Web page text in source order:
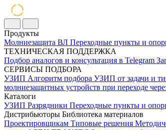
Продукты
Молниезащита ВЛ Переходные пункты и
ТЕХНИЧЕСКАЯ ПОДДЕРЖКА
Подбор аналогов и консультация в Telegram
СЕРВИСЫ ПОДБОРА
УЗИП Алгоритм подбора УЗИП от задачи и
молниезащитных устройств при переходе
Каталоги
УЗИП Разрядники Переходные пункты и
Дистрибьюторы Библиотека материалов
Проектировщикам Типовые решения